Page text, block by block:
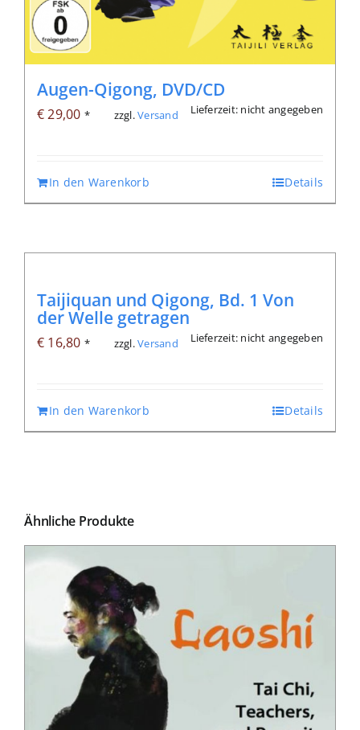
Augen-Qigong, DVD/CD
€29,00 * zzgl.Versand Lieferzeit: nicht angegeben
In den Warenkorb Details
Taijiquan und Qigong, Bd. 1 Von
der Welle getragen
€ 16,80 * zzgl.Versand Lieferzeit: nicht angegeben
In den Warenkorb Details
Ähnliche Produkte